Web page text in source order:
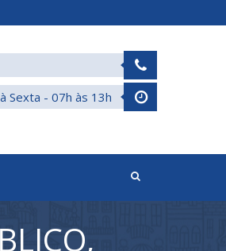
Sexta - 07h às 13h